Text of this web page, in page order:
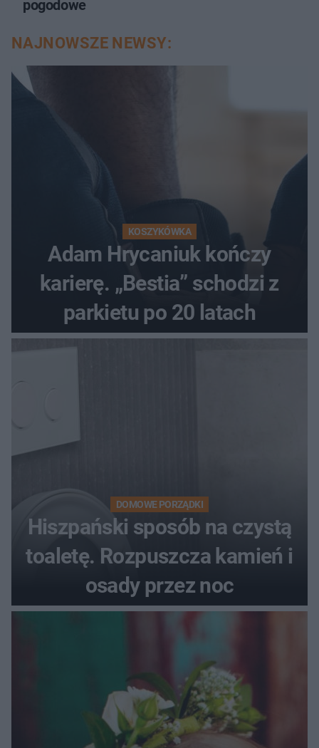
pogodowe
NAJNOWSZE NEWSY:
KOSZYKÓWKA
Adam Hrycaniuk kończy
karierę. „Bestia” schodzi z
parkietu po 20 latach
DOMOWE PORZĄDKI
Hiszpański sposób na czystą
toaletę. Rozpuszcza kamień i
osady przez noc